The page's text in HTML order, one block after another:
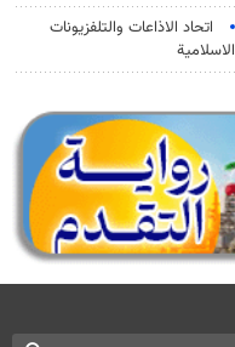
اتحاد الاذاعات والتلفزيونات
الاسلامية